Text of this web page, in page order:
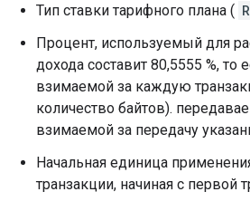
Тип ставки тарифного плана (
Процент, используемый для
дохода составит 80,5555 %,
взимаемой за каждую
количество байтов).
взимаемой за передачу
Начальная единица
транзакции, начиная с первой